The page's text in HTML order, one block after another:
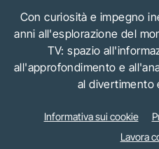
Con curiosità e impegno
anni all'esplorazione del
TV: spazio
all'approfondimento e
al divertimento
Informativa sui cookie
Lavora